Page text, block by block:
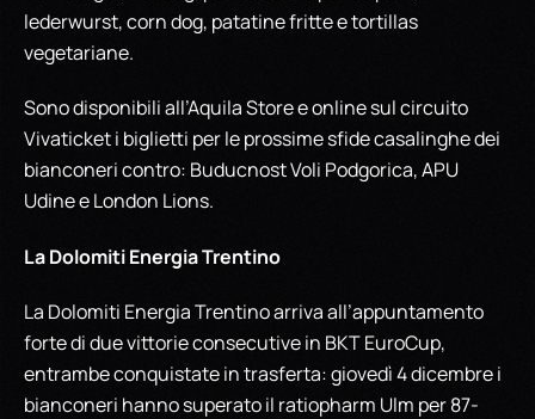
lederwurst, corn dog, patatine fritte e tortillas
vegetariane.
Sono disponibili all’Aquila Store e online sul circuito
Vivaticket i biglietti per le prossime sfide casalinghe dei
bianconeri contro: Buducnost Voli Podgorica, APU
Udine e London Lions.
La Dolomiti Energia Trentino
La Dolomiti Energia Trentino arriva all’appuntamento
forte di due vittorie consecutive in BKT EuroCup,
entrambe conquistate in trasferta: giovedì 4 dicembre i
bianconeri hanno superato il ratiopharm Ulm per 87-